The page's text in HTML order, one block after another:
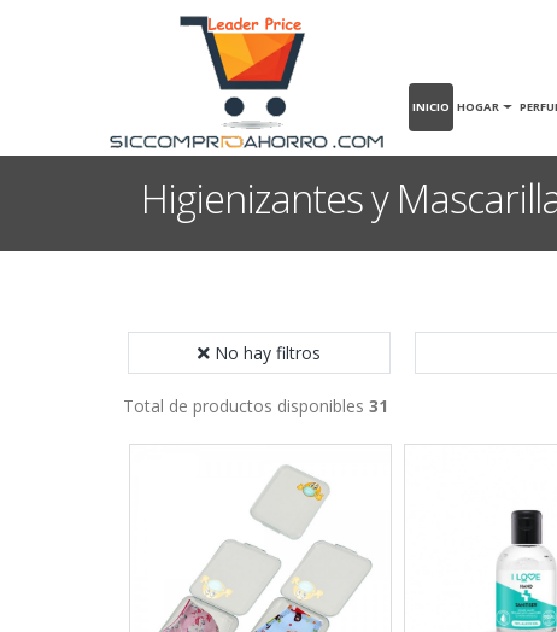
INICIO HOGAR
Higienizantes y
No hay filtros
Total de productos disponibles 31